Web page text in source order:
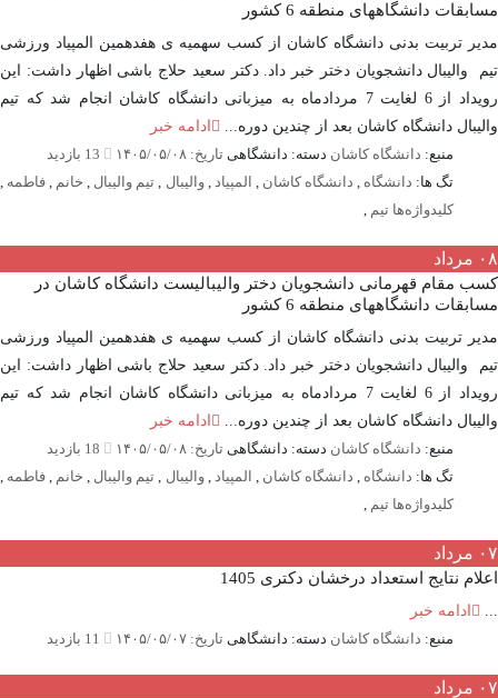
دانشگاههای منطقه 6 کشور
تربیت بدنی دانشگاه کاشان از کسب سهمیه ی هفدهمین المپیاد ورزشی
والیبال دانشجویان دختر خبر داد. دکتر سعید حلاج باشی اظهار داشت: این
رویداد از 6 لغایت 7 مردادماه به میزبانی دانشگاه کاشان انجام شد که تیم
دانشگاه کاشان بعد از چندین دوره...
ادامه خبر
منبع:دانشگاه کاشان دسته: دانشگاهیتاریخ: ۱۴۰۵/۰۵/۰۸
13 بازدید
تگ ها:دانشگاه,دانشگاه کاشان,المپیاد,والیبال, تیم والیبال,خانم,فاطمه,
کلیدواژه‌ها تیم,
مرداد
مقام قهرمانی دانشجویان دختر والیبالیست دانشگاه کاشان در
دانشگاههای منطقه 6 کشور
تربیت بدنی دانشگاه کاشان از کسب سهمیه ی هفدهمین المپیاد ورزشی
والیبال دانشجویان دختر خبر داد. دکتر سعید حلاج باشی اظهار داشت: این
رویداد از 6 لغایت 7 مردادماه به میزبانی دانشگاه کاشان انجام شد که تیم
دانشگاه کاشان بعد از چندین دوره...
ادامه خبر
منبع:دانشگاه کاشان دسته: دانشگاهیتاریخ: ۱۴۰۵/۰۵/۰۸
18 بازدید
تگ ها:دانشگاه,دانشگاه کاشان,المپیاد,والیبال, تیم والیبال,خانم,فاطمه,
کلیدواژه‌ها تیم,
مرداد
نتایج استعداد درخشان دکتری 1405
ادامه خبر
منبع:دانشگاه کاشان دسته: دانشگاهیتاریخ: ۱۴۰۵/۰۵/۰۷ 11 بازدید
مرداد